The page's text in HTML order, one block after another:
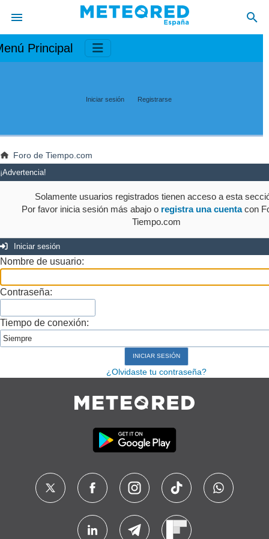
Principal
Iniciar sesión Registrarse
Foro de Tiempo.com
¡Advertencia!
Solamente usuarios registrados tienen acceso a esta
Por favor inicia sesión más abajo o registra una cuentacon
Tiempo.com
Iniciar sesión
Nombre de usuario:
Contraseña:
Tiempo de conexión:
¿Olvidaste tu contraseña?